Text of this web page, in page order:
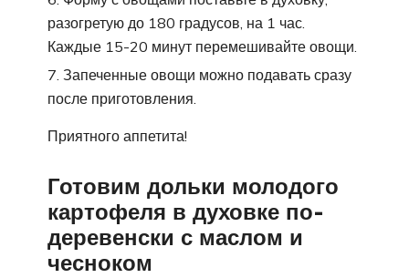
разогретую до 180 градусов, на 1 час.
Каждые 15-20 минут перемешивайте овощи.
Запеченные овощи можно подавать сразу
после приготовления.
Приятного аппетита!
Готовим дольки молодого
картофеля в духовке по-
деревенски с маслом и
чесноком